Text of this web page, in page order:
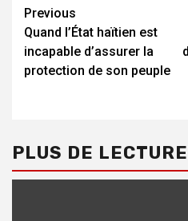
Continue
Reading
Previous
Quand l’État haïtien est
incapable d’assurer la
protection de son peuple
PLUS DE